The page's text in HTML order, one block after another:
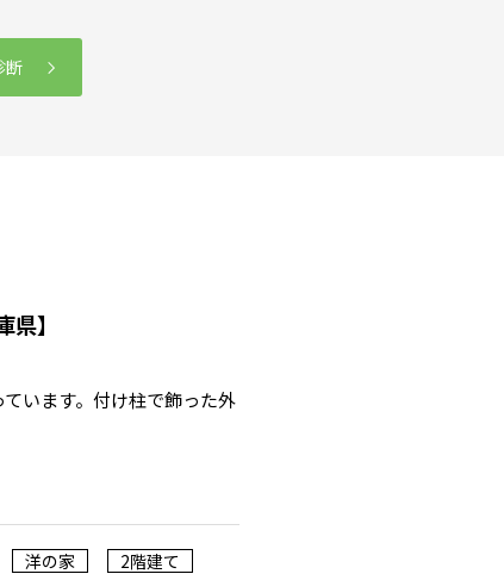
断
県】
います。付け柱で飾った外
洋の家
2階建て